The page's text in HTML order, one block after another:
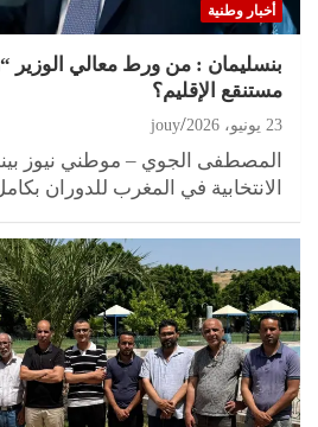
أخبار وطنية
بنسليمان : من ورط معالي
مستنقع الإقليم؟
23 يونيو، 2026 jouy
المصطفى الجوي – موطني نيوز
الانتخابية في المغرب للدوران